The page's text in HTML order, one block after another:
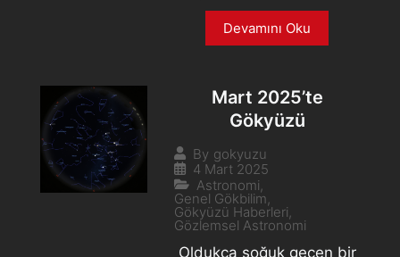
Devamını Oku
Mart 2025’te
Gökyüzü
By gokyuzu
4 Mart 2025
Astronomi
Genel Gökbilim
Gökyüzü Haberleri
Gözlemsel Astronomi
Oldukça soğuk geçen bir